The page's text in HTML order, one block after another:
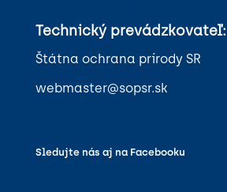
Technický prevádzkovateľ:
Štátna ochrana prírody SR
webmaster@sopsr.sk
Sledujte nás aj na Facebooku